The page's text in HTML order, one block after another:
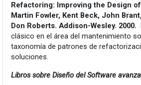
Refactoring: Improving the Design
Martin Fowler, Kent Beck, John
Don Roberts. Addison-Wesley. 2000.
clásico en el área del mantenimiento
taxonomía de patrones de
soluciones.
Libros sobre Diseño del Software